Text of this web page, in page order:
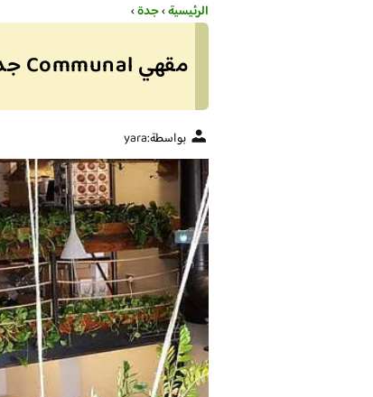
الرئيسية›جدة›
مقهي Communal جدة (الأسعار + المنيو + الموقع)
بواسطة:yara